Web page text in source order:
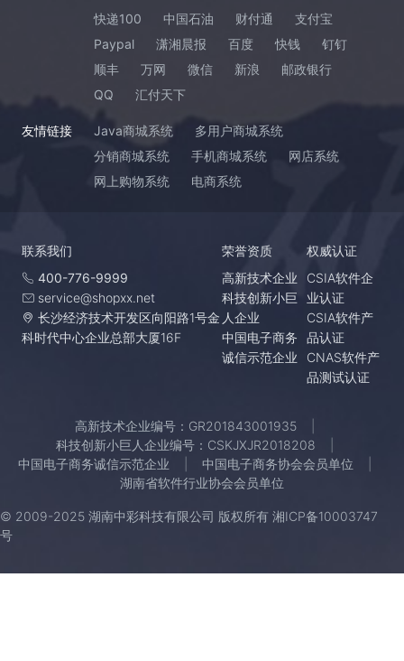
快递100
中国石油 财付通
支付宝
Paypal
潇湘晨报 百度 快钱
钉钉
顺丰
万网 微信 新浪
邮政银行
QQ
汇付天下
友情链接 Java商城系统
多用户商城系统
分销商城系统
手机商城系统
网店系统
网上购物系统
电商系统
联系我们
400-776-9999
service@shopxx.net
长沙经济技术开发区向阳路1号金
科时代中心企业总部大厦16F
荣誉资质
高新技术企业
科技创新小巨
人企业
中国电子商务
诚信示范企业
权威认证
CSIA软件企
业认证
CSIA软件产
品认证
CNAS软件产
品测试认证
高新技术企业编号：GR201843001935
科技创新小巨人企业编号：CSKJXJR2018208
中国电子商务诚信示范企业
中国电子商务协会会员单位
湖南省软件行业协会会员单位
© 2009-2025 湖南中彩科技有限公司 版权所有 湘ICP备10003747
号